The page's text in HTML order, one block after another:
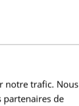
notre trafic. Nous
partenaires de